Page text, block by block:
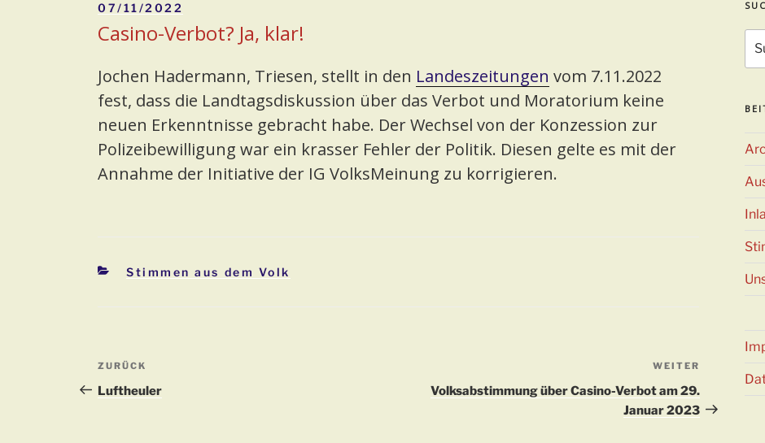
Veröffentlicht
am
07/11/2022
Casino-Verbot? Ja, klar!
Jochen Hadermann, Triesen, stellt in den Landeszeitungen vom 7.11.2022
fest, dass die Landtagsdiskussion über das Verbot und Moratorium keine
neuen Erkenntnisse gebracht habe. Der Wechsel von der Konzession zur
Polizeibewilligung war ein krasser Fehler der Politik. Diesen gelte es mit der
Annahme der Initiative der IG VolksMeinung zu korrigieren.
Kategorien
Stimmen aus dem Volk
Beitragsnavigation
Vorheriger
Beitrag
ZURÜCK
Luftheuler
Beitrag
WEITER
Volksabstimmung über Casino-Verbot am 29.
Januar 2023